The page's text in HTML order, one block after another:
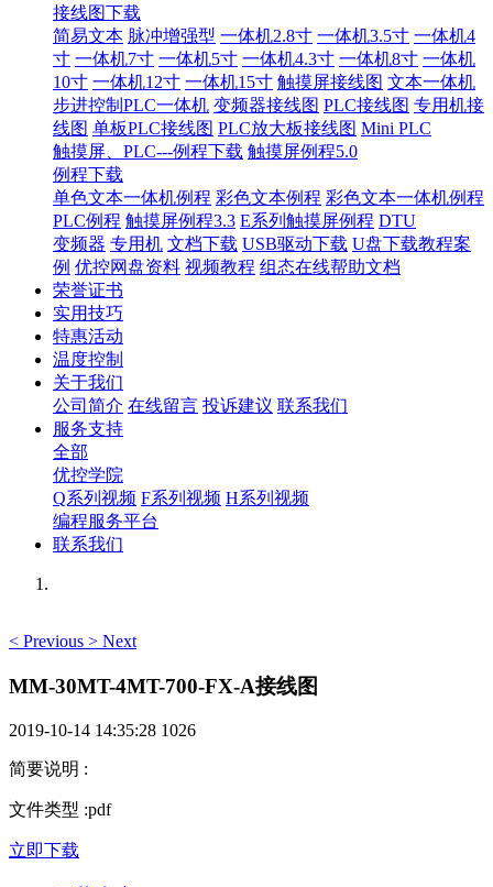
接线图下载
简易文本 脉冲增强型 一体机2.8寸 一体机3.5寸 一体机4
寸 一体机7寸 一体机5寸 一体机4.3寸 一体机8寸 一体机
10寸 一体机12寸 一体机15寸 触摸屏接线图 文本一体机
步进控制PLC一体机 变频器接线图 PLC接线图 专用机接
线图 单板PLC接线图 PLC放大板接线图 Mini PLC
触摸屏、PLC---例程下载 触摸屏例程5.0
例程下载
单色文本一体机例程 彩色文本例程 彩色文本一体机例程
PLC例程 触摸屏例程3.3 E系列触摸屏例程 DTU
变频器 专用机 文档下载 USB驱动下载 U盘下载教程案
例 优控网盘资料 视频教程 组态在线帮助文档
荣誉证书
实用技巧
特惠活动
温度控制
关于我们
公司简介 在线留言 投诉建议 联系我们
服务支持
全部
优控学院
Q系列视频 F系列视频 H系列视频
编程服务平台
联系我们
< Previous > Next
MM-30MT-4MT-700-FX-A接线图
2019-10-14 14:35:28 1026
简要说明 :
文件类型 :pdf
立即下载